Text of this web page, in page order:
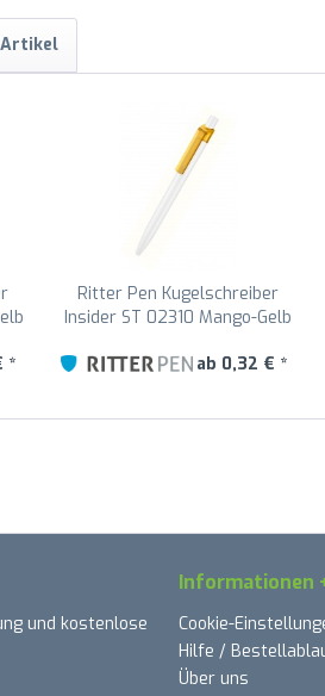
*
Ritter Pen Kugelschreiber
Insider ST 02310 Mango-Gelb
ab 0,32 € *
und kostenlose
Informationen
Cookie-
Hilfe /
Über uns